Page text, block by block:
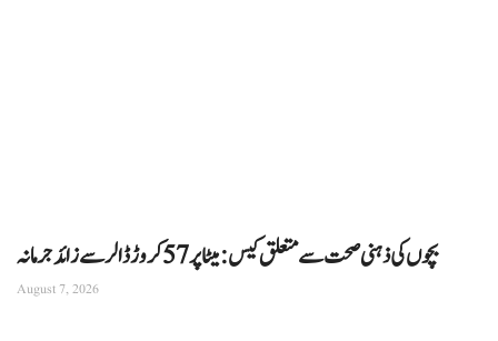
بچوں کی ذہنی صحت سے متعلق کیس: میٹا پر 57 کروڑ ڈالر سے زائد جرمانہ
August 7, 2026